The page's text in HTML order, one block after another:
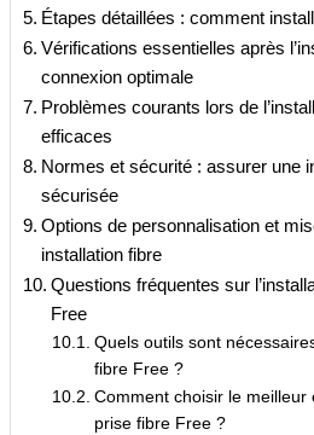
Étapes détaillées : comment
Vérifications essentielles après
connexion optimale
Problèmes courants lors de
efficaces
Normes et sécurité : assurer une
sécurisée
Options de personnalisation et
installation fibre
Questions fréquentes sur
Free
Quels outils sont
fibre Free ?
Comment choisir le
prise fibre Free ?